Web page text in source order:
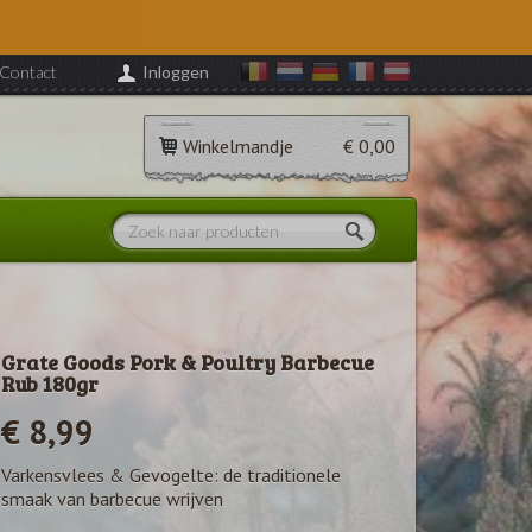
Contact Inloggen
Winkelmandje € 0,00
Grate Goods Pork & Poultry Barbecue
Rub 180gr
€ 8,99
Varkensvlees & Gevogelte: de traditionele
smaak van barbecue wrijven